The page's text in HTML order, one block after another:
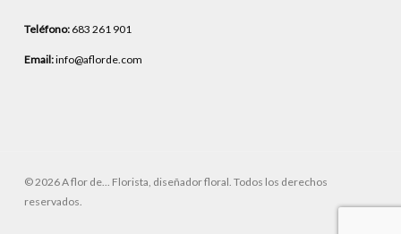
Teléfono:683 261 901
Email:info@aflorde.com
© 2026 A flor de... Florista, diseñador floral. Todos los derechos
reservados.